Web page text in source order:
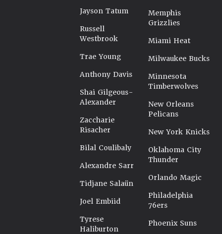
Jayson Tatum
Russell
Westbrook
Trae Young
Anthony Davis
Shai Gilgeous-
Alexander
Zaccharie
Risacher
Bilal Coulibaly
Alexandre Sarr
Tidjane Salaün
Joel Embiid
Tyrese
Haliburton
Memphis
Grizzlies
Miami Heat
Milwaukee Bucks
Minnesota
Timberwolves
New Orleans
Pelicans
New York Knicks
Oklahoma City
Thunder
Orlando Magic
Philadelphia
76ers
Phoenix Suns